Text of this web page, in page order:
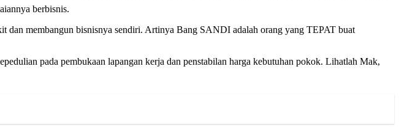
berbisnis.
dan membangun bisnisnya sendiri. Artinya Bang SANDI adalah orang yang TEPAT buat
pada pembukaan lapangan kerja dan penstabilan harga kebutuhan pokok. Lihatlah Mak,